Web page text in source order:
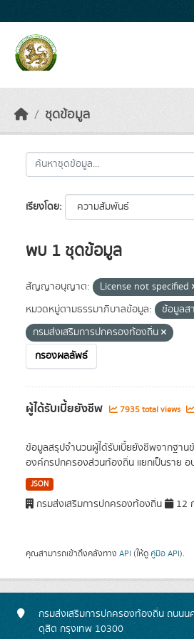
ชุดข้อมูล
เรียงโดย
พบ 1 ชุดข้อมูล
สัญญาอนุญาต: License not specified
หมวดหมู่ตามธรรมาภิบาลข้อมูล:
ข้อมูลส
กรมส่งเสริมการปกครองท้องถิ่น
กรองผลลัพธ์
ผู้ได้รับเบี้ยยังชีพ 7935 total views
ข้อมูลสรุปจำนวนผู้ได้รับเบี้ยยังชีพจากฐาน
องค์กรปกครองส่วนท้องถิ่น แยกเป็นราย อ
JSON
กรมส่งเสริมการปกครองท้องถิ่น 12
คุณสามารถเข้าถึงคลังทาง API (ให้ดู คู่มือ API).
กรมส่งเสริมการปกครองท้องถิ่น ถนนน
ดุสิต กรุงเทพ 10300